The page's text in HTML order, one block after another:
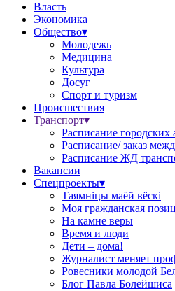
Власть
Экономика
Общество▾
Молодежь
Медицина
Культура
Досуг
Спорт и туризм
Происшествия
Транспорт▾
Расписание городских
Расписание/ заказ
Расписание ЖД
Вакансии
Спецпроекты▾
Таямніцы маёй вёскі
Моя гражданская
На камне веры
Время и люди
Дети – дома!
Журналист меняет
Ровесники молодой
Блог Павла Болейшиса